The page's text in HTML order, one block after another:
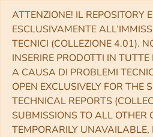
ATTENZIONE! IL REPOSITORY
ESCLUSIVAMENTE
TECNICI (COLLEZIONE 4.01).
INSERIRE PRODOTTI IN
A CAUSA DI PROBLEMI
OPEN EXCLUSIVELY FOR THE
TECHNICAL REPORTS
SUBMISSIONS TO ALL OTHER
TEMPORARILY